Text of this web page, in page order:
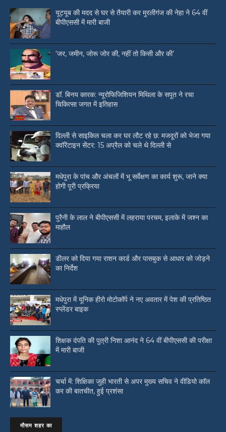
यूट्यूब की मदद से घर से तैयारी कर मुरलीगंज की नेहा ने 64 वीं
बीपीएससी में मारी बाजी
‘जर, जमीन, जोरू जोर की, नहीं तो किसी और की’
डॉ. बिनय कारक: न्यूरोफिजिशियन मिथिला के सपूत ने रचा
चिकित्सा जगत में इतिहास
दिल्ली से साइकिल चला कर घर लौट रहे छ: मजदूरों को भेजा गया
क्वॉरेंटाइन सेंटर: 15 अप्रैल को चले थे दिल्ली से
मधेपुरा के पांच और अंचलों में भू सर्वेक्षण का कार्य शुरू, जाने क्या
होगी पूरी प्रक्रिया
पुरैनी के लाल ने बीपीएससी में लहराया परचम, इलाके में जश्न का
माहौल
डीलर को दिया गया राशन कार्ड और पासबुक से आधार को जोड़ने
का निर्देश
मधेपुरा में यूनिक हीरो मोटोकॉर्प ने नए अवतार में पेश की प्रतिष्ठित
स्प्लेंडर बाइक
शिक्षक दंपति की पुत्री निशा आनंद ने 64 वीं बीपीएससी की परीक्षा
में मारी बाजी
चर्चा में: शिक्षिका जुही भारती से अपर मुख्य सचिव ने वीडियो काॅल
कर की बातचीत, हुई प्रशंसा
मौसम शहर का